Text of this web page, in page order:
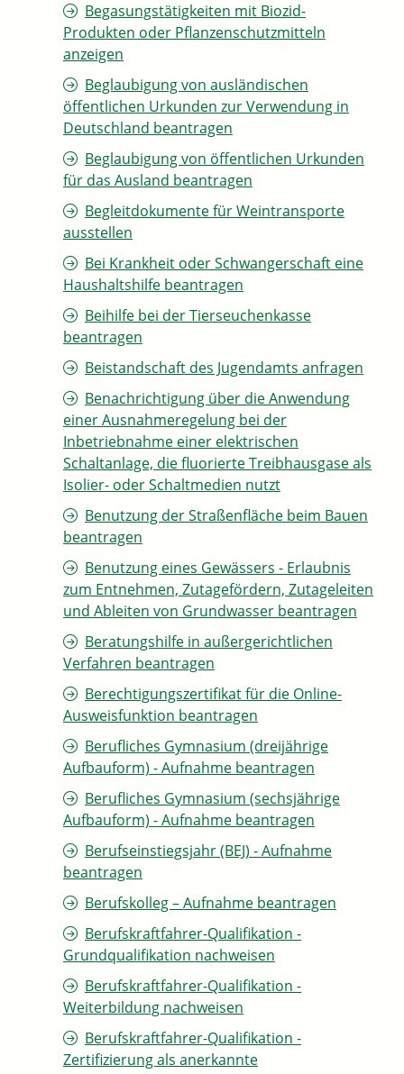
Begasungstätigkeiten mit Biozid-
Produkten oder Pflanzenschutzmitteln
anzeigen
Beglaubigung von ausländischen
öffentlichen Urkunden zur Verwendung in
Deutschland beantragen
Beglaubigung von öffentlichen Urkunden
für das Ausland beantragen
Begleitdokumente für Weintransporte
ausstellen
Bei Krankheit oder Schwangerschaft eine
Haushaltshilfe beantragen
Beihilfe bei der Tierseuchenkasse
beantragen
Beistandschaft des Jugendamts anfragen
Benachrichtigung über die Anwendung
einer Ausnahmeregelung bei der
Inbetriebnahme einer elektrischen
Schaltanlage, die fluorierte Treibhausgase als
Isolier- oder Schaltmedien nutzt
Benutzung der Straßenfläche beim Bauen
beantragen
Benutzung eines Gewässers - Erlaubnis
zum Entnehmen, Zutagefördern, Zutageleiten
und Ableiten von Grundwasser beantragen
Beratungshilfe in außergerichtlichen
Verfahren beantragen
Berechtigungszertifikat für die Online-
Ausweisfunktion beantragen
Berufliches Gymnasium (dreijährige
Aufbauform) - Aufnahme beantragen
Berufliches Gymnasium (sechsjährige
Aufbauform) - Aufnahme beantragen
Berufseinstiegsjahr (BEJ) - Aufnahme
beantragen
Berufskolleg – Aufnahme beantragen
Berufskraftfahrer-Qualifikation -
Grundqualifikation nachweisen
Berufskraftfahrer-Qualifikation -
Weiterbildung nachweisen
Berufskraftfahrer-Qualifikation -
Zertifizierung als anerkannte